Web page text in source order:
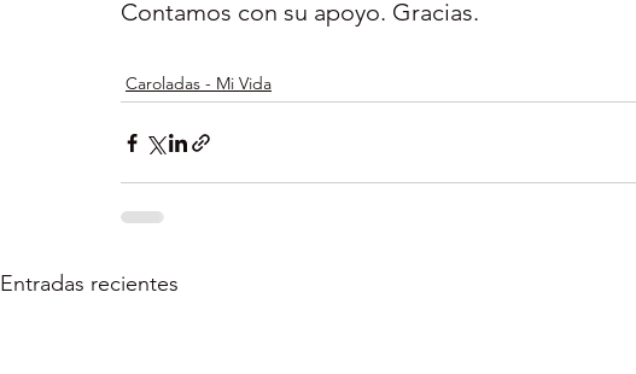
Contamos con su apoyo. Gracias.
Caroladas - Mi Vida
Entradas recientes